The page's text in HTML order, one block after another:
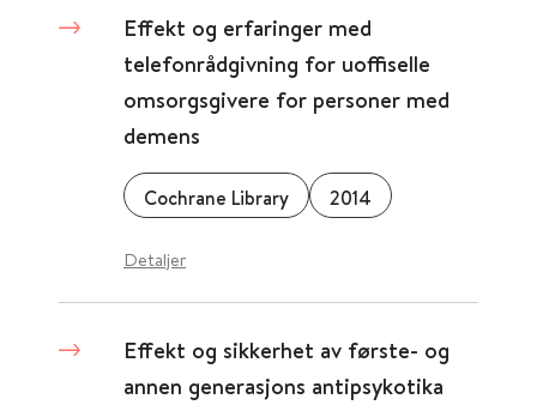
Effekt og erfaringer med
telefonrådgivning for uoffiselle
omsorgsgivere for personer med
demens
Cochrane Library 2014
Detaljer
Effekt og sikkerhet av første- og
annen generasjons antipsykotika